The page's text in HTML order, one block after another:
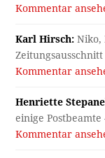
Kommentar
Karl Hirsch: Niko,
Kommentar
Henriette
einige
Kommentar